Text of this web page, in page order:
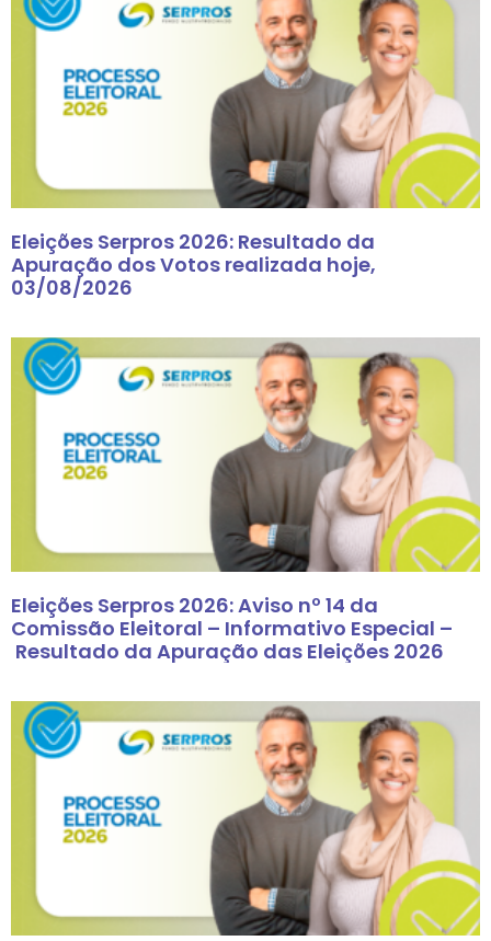
Eleições Serpros 2026: Resultado da
Apuração dos Votos realizada hoje,
03/08/2026
Eleições Serpros 2026: Aviso nº 14 da
Comissão Eleitoral – Informativo Especial –
Resultado da Apuração das Eleições 2026